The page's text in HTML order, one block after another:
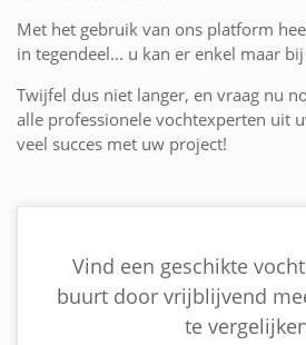
Met het gebruik van ons platform
in tegendeel... u kan er enkel maar
Twijfel dus niet langer, en vraag nu
alle professionele vochtexperten uit
veel succes met uw project!
Vind een geschikte
buurt door vrijblijvend
te